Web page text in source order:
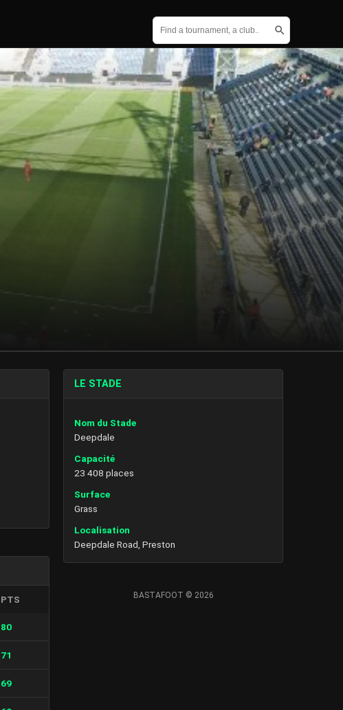
PTS
80
71
69
LE STADE
Nom du Stade
Deepdale
Capacité
23 408 places
Surface
Grass
Localisation
Deepdale Road, Preston
BASTAFOOT © 2026